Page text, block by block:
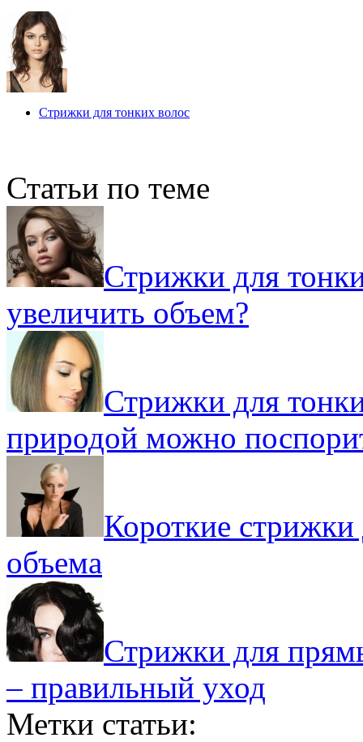
Стрижки для тонких волос
Статьи по теме
Стрижки для
увеличить объем?
Стрижки для
природой можно
Короткие
объема
Стрижки для
– правильный уход
Метки статьи: